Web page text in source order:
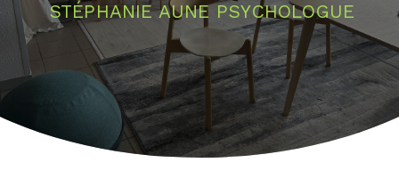
STÉPHANIE AUNE PSYCHOLOGUE